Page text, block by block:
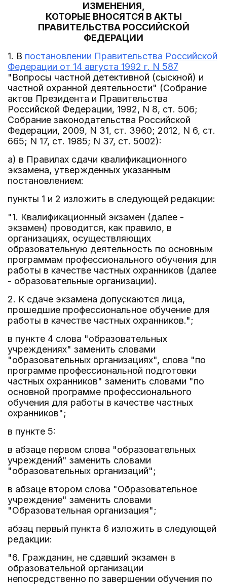
ИЗМЕНЕНИЯ,
КОТОРЫЕ ВНОСЯТСЯ В АКТЫ
ПРАВИТЕЛЬСТВА РОССИЙСКОЙ
ФЕДЕРАЦИИ
1. В постановлении Правительства Российской
Федерации от 14 августа 1992 г. N 587
"Вопросы частной детективной (сыскной) и
частной охранной деятельности" (Собрание
актов Президента и Правительства
Российской Федерации, 1992, N 8, ст. 506;
Собрание законодательства Российской
Федерации, 2009, N 31, ст. 3960; 2012, N 6, ст.
665; N 17, ст. 1985; N 37, ст. 5002):
а) в Правилах сдачи квалификационного
экзамена, утвержденных указанным
постановлением:
пункты 1 и 2 изложить в следующей редакции:
"1. Квалификационный экзамен (далее -
экзамен) проводится, как правило, в
организациях, осуществляющих
образовательную деятельность по основным
программам профессионального обучения для
работы в качестве частных охранников (далее
- образовательные организации).
2. К сдаче экзамена допускаются лица,
прошедшие профессиональное обучение для
работы в качестве частных охранников.";
в пункте 4 слова "образовательных
учреждениях" заменить словами
"образовательных организациях", слова "по
программе профессиональной подготовки
частных охранников" заменить словами "по
основной программе профессионального
обучения для работы в качестве частных
охранников";
в пункте 5:
в абзаце первом слова "образовательных
учреждений" заменить словами
"образовательных организаций";
в абзаце втором слова "Образовательное
учреждение" заменить словами
"Образовательная организация";
абзац первый пункта 6 изложить в следующей
редакции:
"6. Гражданин, не сдавший экзамен в
образовательной организации
непосредственно по завершении обучения по